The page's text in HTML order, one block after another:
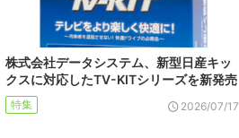
株式会社データシステム、新型日産キッ
クスに対応したTV-KITシリーズを新発売
特集 2026/07/17